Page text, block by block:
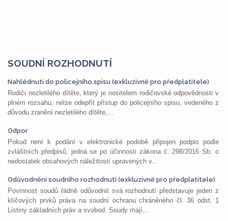
SOUDNÍ ROZHODNUTÍ
Nahlédnutí do policejního spisu (exkluzivně pro předplatitele)
Rodiči nezletilého dítěte, který je nositelem rodičovské odpovědnosti v
plném rozsahu, nelze odepřít přístup do policejního spisu, vedeného z
důvodu zranění nezletilého dítěte,...
Odpor
Pokud není k podání v elektronické podobě připojen podpis podle
zvláštních předpisů, jedná se po účinnosti zákona č. 298/2016 Sb. o
nedostatek obsahových náležitostí upravených v...
Odůvodnění soudního rozhodnutí (exkluzivně pro předplatitele)
Povinnost soudů řádně odůvodnit svá rozhodnutí představuje jeden z
klíčových prvků práva na soudní ochranu chráněného čl. 36 odst. 1
Listiny základních práv a svobod. Soudy mají...